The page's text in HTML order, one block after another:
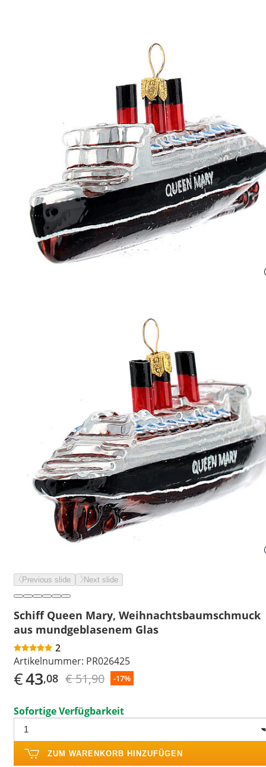
Previous slide Next slide
Schiff Queen Mary, Weihnachtsbaumschmuck
aus mundgeblasenem Glas
2
Artikelnummer: PR026425
€43,08 € 51,90 -17%
Sofortige Verfügbarkeit
ZUM WARENKORB HINZUFÜGEN